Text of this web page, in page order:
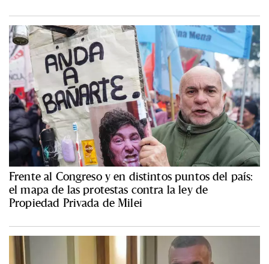
Frente al Congreso y en distintos puntos del país:
el mapa de las protestas contra la ley de
Propiedad Privada de Milei